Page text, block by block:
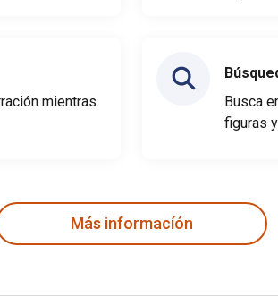
mientras
Busca
figuras
Más informacíón